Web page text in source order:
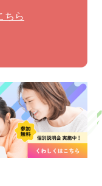
ちら